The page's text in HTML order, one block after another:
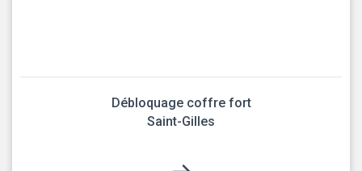
Débloquage coffre fort
Saint-Gilles